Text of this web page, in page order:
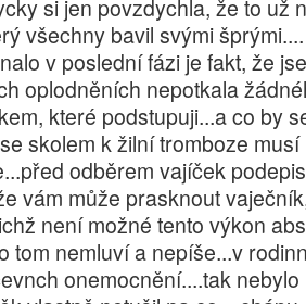
si jen povzdychla, že to už
všechny bavil svými šprými....
v poslední fázi je fakt, že
oplodněních nepotkala
které podstupuji...a co by
skolem k žilní tromboze
odběrem vajíček
vám může prasknout
není možné tento výkon
tom nemluví a nepíše...v
onemocnění....tak